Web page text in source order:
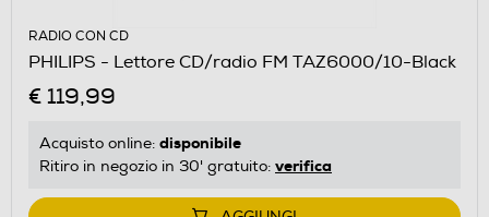
RADIO CON CD
PHILIPS - Lettore CD/radio FM TAZ6000/10-Black
€ 119,99
Acquisto online: disponibile
Ritiro in negozio in 30' gratuito: verifica